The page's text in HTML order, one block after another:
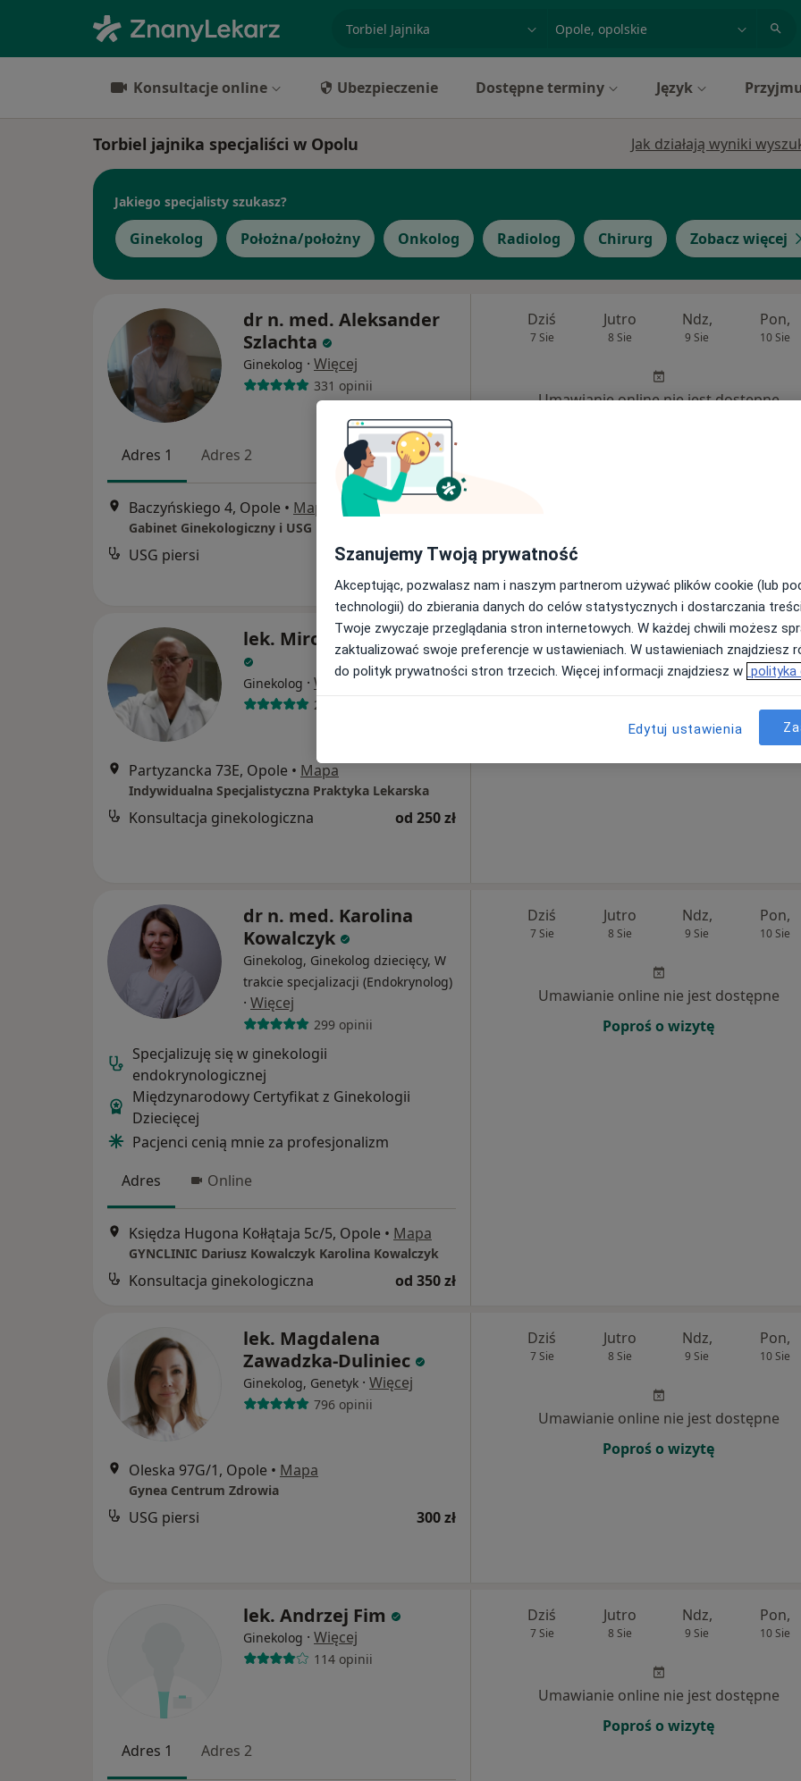
Konsultacje online Ubezpieczenie Dostępne terminy Język
Torbiel jajnika specjaliści w Opolu Jak działają wyniki
Jakiego specjalisty szukasz?
Ginekolog Położna/położny Onkolog Radiolog Chirurg Zobacz więcej
dr n. med. Aleksander
Szlachta
Ginekolog · Więcej
331 opinii
Adres 1 Adres 2
Baczyńskiego 4, Opole • Mapa
USG piersi Brak ceny
Dziś
7 Sie
Jutro
8 Sie
Ndz,
9 Sie
Pon,
10 Sie
Umawianie online nie jest dostępne
lek. Mirosław Kamiński
Ginekolog · Więcej
239 opinii
Partyzancka 73E, Opole • Mapa
Indywidualna Specjalistyczna Praktyka Lekarska
Konsultacja ginekologiczna od 250 zł
Dziś
7 Sie
Jutro
8 Sie
Ndz,
9 Sie
Pon,
10 Sie
dr n. med. Karolina
Kowalczyk
Ginekolog, Ginekolog dziecięcy, W
trakcie specjalizacji (Endokrynolog)
· Więcej
299 opinii
Specjalizuję się w ginekologii
endokrynologicznej
Międzynarodowy Certyfikat z Ginekologii
Dziecięcej
Pacjenci cenią mnie za profesjonalizm
Adres
Online
Księdza Hugona Kołłątaja 5c/5, Opole • Mapa
GYNCLINIC Dariusz Kowalczyk Karolina Kowalczyk
Konsultacja ginekologiczna od 350 zł
Dziś
7 Sie
Jutro
8 Sie
Ndz,
9 Sie
Pon,
10 Sie
Umawianie online nie jest dostępne
Poproś o wizytę
lek. Magdalena
Zawadzka-Duliniec
Ginekolog, Genetyk · Więcej
796 opinii
Oleska 97G/1, Opole • Mapa
Gynea Centrum Zdrowia
USG piersi 300 zł
Dziś
7 Sie
Jutro
8 Sie
Ndz,
9 Sie
Pon,
10 Sie
Umawianie online nie jest dostępne
Poproś o wizytę
lek. Andrzej Fim
Ginekolog · Więcej
114 opinii
Adres 1 Adres 2
Dziś
7 Sie
Jutro
8 Sie
Ndz,
9 Sie
Pon,
10 Sie
Umawianie online nie jest dostępne
Poproś o wizytę
Szanujemy Twoją prywatność
Akceptując, pozwalasz nam i naszym partnerom używać plików cookie (lub
technologii) do zbierania danych do celów statystycznych i dostarczania
Twoje zwyczaje przeglądania stron internetowych. W każdej chwili możesz
zaktualizować swoje preferencje w ustawieniach. W ustawieniach znajdziesz
do polityk prywatności stron trzecich. Więcej informacji znajdziesz w polityka
Edytuj ustawienia